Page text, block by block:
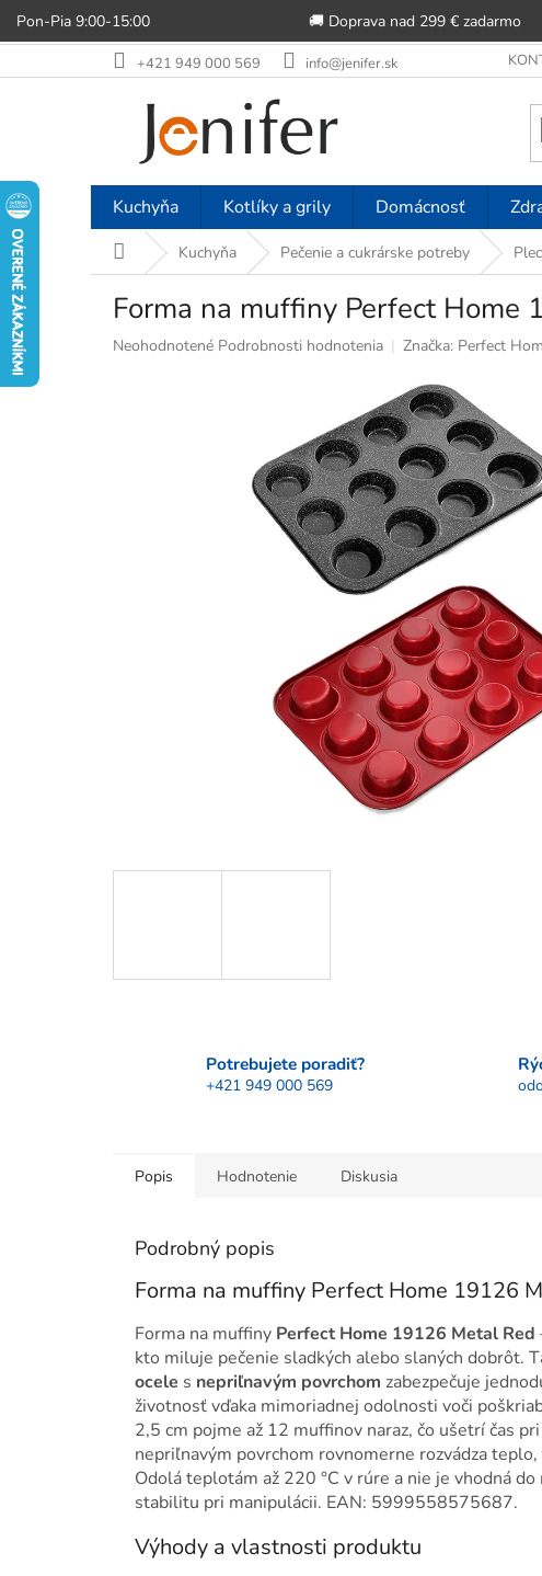
Pon-Pia 9:00-15:00 🚚 Doprava nad 299 € zadarmo
na
+421 949 000 569 info@jenifer.sk
Kuchyňa Kotlíky a grily Domácnosť
DomovKuchyňa Pečenie a cukrárske potreby
Forma na muffiny Perfect Home
Priemerné
Neohodnotené Podrobnosti hodnotenia Značka: Perfect
Potrebujete poradiť?
+421 949 000 569
Popis Hodnotenie Diskusia
Podrobný popis
Forma na muffiny Perfect Home 19126
Forma na muffiny Perfect Home 19126 Metal Red
kto miluje pečenie sladkých alebo slaných dobrôt.
ocele s nepriľnavým povrchom zabezpečuje
životnosť vďaka mimoriadnej odolnosti voči
2,5 cm pojme až 12 muffinov naraz, čo ušetrí čas
nepriľnavým povrchom rovnomerne rozvádza
Odolá teplotám až 220 °C v rúre a nie je vhodná
stabilitu pri manipulácii. EAN: 5999558575687.
Výhody a vlastnosti produktu